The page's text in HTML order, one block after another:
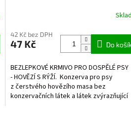
42 Kč bez DPH
47 Kč Do
BEZLEPKOVÉ KRMIVO PRO DOSPĚLÉ PSY
- HOVĚZÍ S RÝŽÍ. Konzerva pro psy
z čerstvého hovězího masa bez
konzervačních látek a látek zvýrazňující